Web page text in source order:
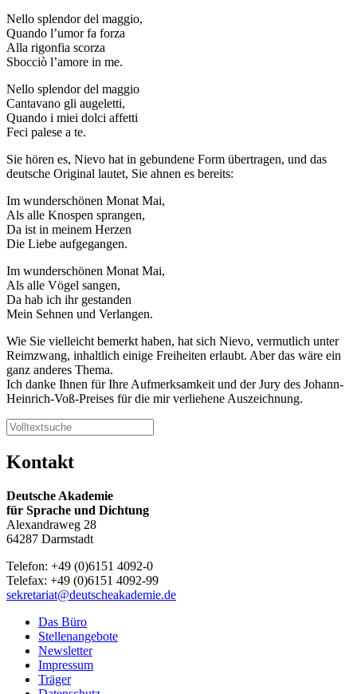
Nello splendor del maggio,
Quando l’umor fa forza
Alla rigonfia scorza
Sbocciò l’amore in me.
Nello splendor del maggio
Cantavano gli augeletti,
Quando i miei dolci affetti
Feci palese a te.
Sie hören es, Nievo hat in gebundene Form übertragen, und das
deutsche Original lautet, Sie ahnen es bereits:
Im wunderschönen Monat Mai,
Als alle Knospen sprangen,
Da ist in meinem Herzen
Die Liebe aufgegangen.
Im wunderschönen Monat Mai,
Als alle Vögel sangen,
Da hab ich ihr gestanden
Mein Sehnen und Verlangen.
Wie Sie vielleicht bemerkt haben, hat sich Nievo, vermutlich unter
Reimzwang, inhaltlich einige Freiheiten erlaubt. Aber das wäre ein
ganz anderes Thema.
Ich danke Ihnen für Ihre Aufmerksamkeit und der Jury des Johann-
Heinrich-Voß-Preises für die mir verliehene Auszeichnung.
Kontakt
Deutsche Akademie
für Sprache und Dichtung
Alexandraweg 28
64287 Darmstadt
Telefon: +49 (0)6151 4092-0
Telefax: +49 (0)6151 4092-99
sekretariat@deutscheakademie.de
Das Büro
Stellenangebote
Newsletter
Impressum
Träger